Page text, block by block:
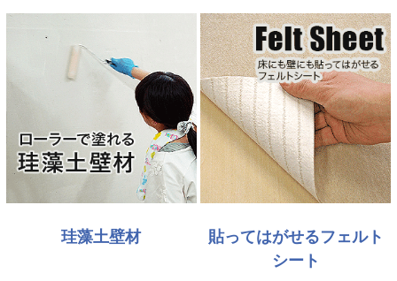
珪藻土壁材
貼ってはがせるフェルト
シート